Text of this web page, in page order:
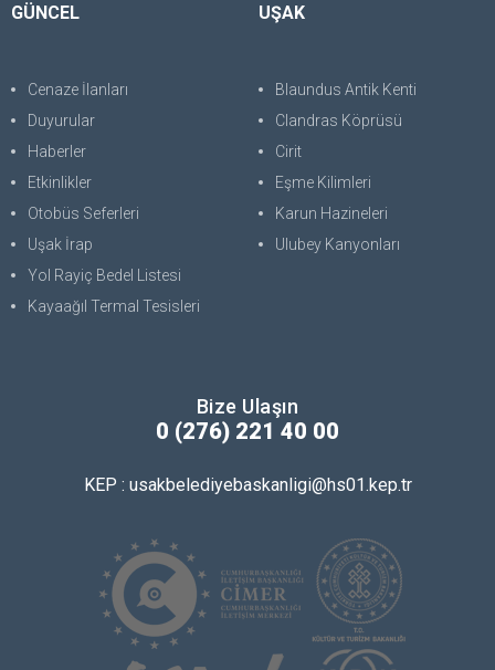
GÜNCEL
Cenaze İlanları
Duyurular
Haberler
Etkinlikler
Otobüs Seferleri
Uşak İrap
Yol Rayiç Bedel Listesi
Kayaağıl Termal Tesisleri
UŞAK
Blaundus Antik Kenti
Clandras Köprüsü
Cirit
Eşme Kilimleri
Karun Hazineleri
Ulubey Kanyonları
Bize Ulaşın
0 (276) 221 40 00
KEP : usakbelediyebaskanligi@hs01.kep.tr